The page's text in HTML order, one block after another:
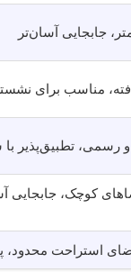
جابجایی آسان‌تر
مناسب برای
رسمی، تطبیق‌پذیر
کوچک، جابجایی
استراحت محدود،